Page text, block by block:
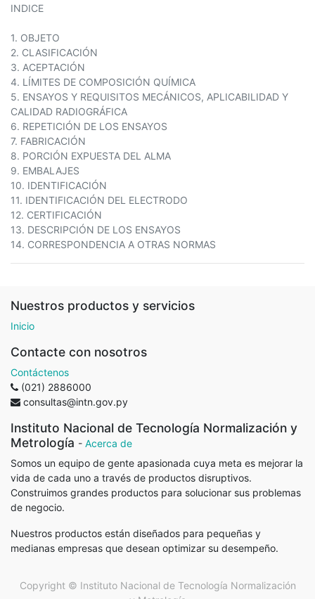
INDICE
1. OBJETO
2. CLASIFICACIÓN
3. ACEPTACIÓN
4. LÍMITES DE COMPOSICIÓN QUÍMICA
5. ENSAYOS Y REQUISITOS MECÁNICOS, APLICABILIDAD Y
CALIDAD RADIOGRÁFICA
6. REPETICIÓN DE LOS ENSAYOS
7. FABRICACIÓN
8. PORCIÓN EXPUESTA DEL ALMA
9. EMBALAJES
10. IDENTIFICACIÓN
11. IDENTIFICACIÓN DEL ELECTRODO
12. CERTIFICACIÓN
13. DESCRIPCIÓN DE LOS ENSAYOS
14. CORRESPONDENCIA A OTRAS NORMAS
Nuestros productos y servicios
Inicio
Contacte con nosotros
Contáctenos
(021) 2886000
consultas@intn.gov.py
Instituto Nacional de Tecnología Normalización y
Metrología - Acerca de
Somos un equipo de gente apasionada cuya meta es mejorar la
vida de cada uno a través de productos disruptivos.
Construimos grandes productos para solucionar sus problemas
de negocio.
Nuestros productos están diseñados para pequeñas y
medianas empresas que desean optimizar su desempeño.
Copyright © Instituto Nacional de Tecnología Normalización